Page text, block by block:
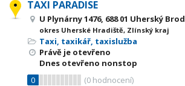
TAXI PARADISE
U Plynárny 1476, 688 01 Uherský Brod
okres Uherské Hradiště, Zlínský kraj
Taxi, taxikář, taxislužba
Právě je otevřeno
Dnes otevřeno nonstop
0
(0 hodnocení)